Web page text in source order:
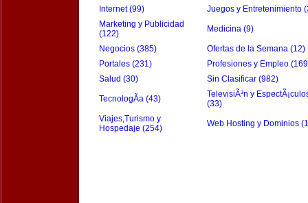
Internet (99)
Juegos y Entretenimiento
Marketing y Publicidad
(122)
Medicina (9)
Negocios (385)
Ofertas de la Semana (12)
Portales (231)
Profesiones y Empleo
Salud (30)
Sin Clasificar (982)
TecnologÃ­a (43)
TelevisiÃ³n y
(33)
Viajes,Turismo y
Hospedaje (254)
Web Hosting y Dominios